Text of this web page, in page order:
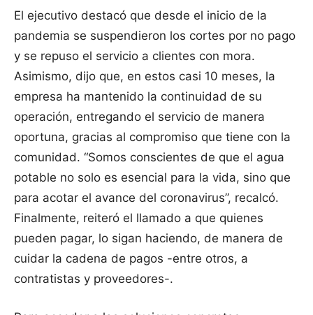
El ejecutivo destacó que desde el inicio de la
pandemia se suspendieron los cortes por no pago
y se repuso el servicio a clientes con mora.
Asimismo, dijo que, en estos casi 10 meses, la
empresa ha mantenido la continuidad de su
operación, entregando el servicio de manera
oportuna, gracias al compromiso que tiene con la
comunidad. “Somos conscientes de que el agua
potable no solo es esencial para la vida, sino que
para acotar el avance del coronavirus”, recalcó.
Finalmente, reiteró el llamado a que quienes
pueden pagar, lo sigan haciendo, de manera de
cuidar la cadena de pagos -entre otros, a
contratistas y proveedores-.